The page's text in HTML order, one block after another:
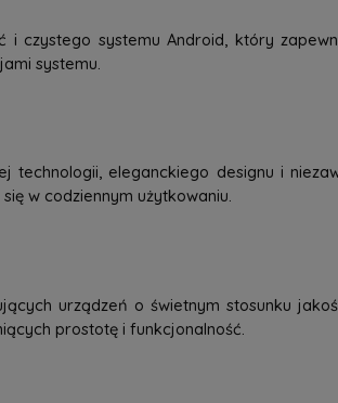
i czystego systemu Android, który
systemu.
technologii, eleganckiego designu i
w codziennym użytkowaniu.
urządzeń o świetnym stosunku
prostotę i funkcjonalność.